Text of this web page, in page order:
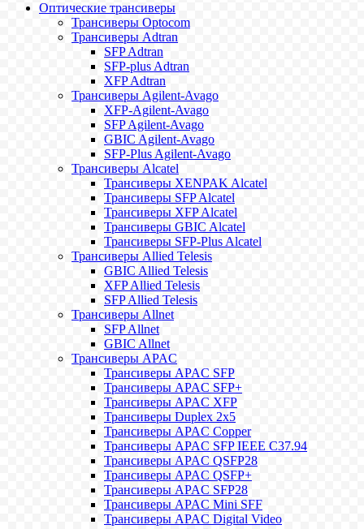
Оптические трансиверы
Трансиверы Optocom
Трансиверы Adtran
SFP Adtran
SFP-plus Adtran
XFP Adtran
Трансиверы Agilent-Avago
XFP-Agilent-Avago
SFP Agilent-Avago
GBIC Agilent-Avago
SFP-Plus Agilent-Avago
Трансиверы Alcatel
Трансиверы XENPAK Alcatel
Трансиверы SFP Alcatel
Трансиверы XFP Alcatel
Трансиверы GBIC Alcatel
Трансиверы SFP-Plus Alcatel
Трансиверы Allied Telesis
GBIC Allied Telesis
XFP Allied Telesis
SFP Allied Telesis
Трансиверы Allnet
SFP Allnet
GBIC Allnet
Трансиверы APAC
Трансиверы APAC SFP
Трансиверы APAC SFP+
Трансиверы APAC XFP
Трансиверы Duplex 2x5
Трансиверы APAC Copper
Трансиверы APAC SFP IEEE C37.94
Трансиверы APAC QSFP28
Трансиверы APAC QSFP+
Трансиверы APAC SFP28
Трансиверы APAC Mini SFF
Трансиверы APAC Digital Video